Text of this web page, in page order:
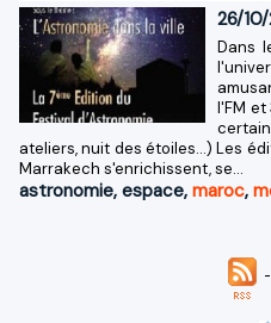
26/
Dans
l'FM et
ateliers, nuit des étoiles...) Les
Marrakech s'enrichissent, se...
astronomie, espace, maroc,